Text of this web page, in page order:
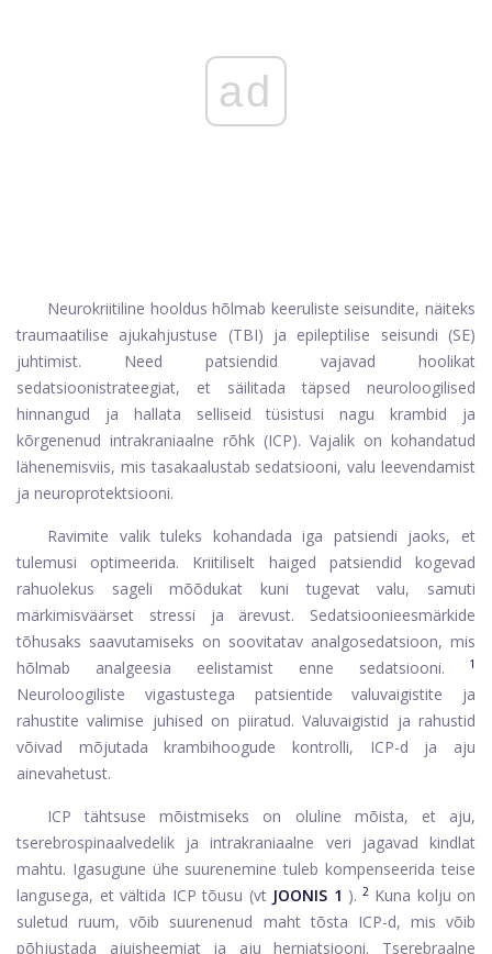
ad
Neurokriitiline hooldus hõlmab keeruliste seisundite, näiteks
traumaatilise ajukahjustuse (TBI) ja epileptilise seisundi (SE)
juhtimist. Need patsiendid vajavad hoolikat
sedatsioonistrateegiat, et säilitada täpsed neuroloogilised
hinnangud ja hallata selliseid tüsistusi nagu krambid ja
kõrgenenud intrakraniaalne rõhk (ICP). Vajalik on kohandatud
lähenemisviis, mis tasakaalustab sedatsiooni, valu leevendamist
ja neuroprotektsiooni.
Ravimite valik tuleks kohandada iga patsiendi jaoks, et
tulemusi optimeerida. Kriitiliselt haiged patsiendid kogevad
rahuolekus sageli mõõdukat kuni tugevat valu, samuti
märkimisväärset stressi ja ärevust. Sedatsioonieesmärkide
tõhusaks saavutamiseks on soovitatav analgosedatsioon, mis
hõlmab analgeesia eelistamist enne sedatsiooni. 1
Neuroloogiliste vigastustega patsientide valuvaigistite ja
rahustite valimise juhised on piiratud. Valuvaigistid ja rahustid
võivad mõjutada krambihoogude kontrolli, ICP-d ja aju
ainevahetust.
ICP tähtsuse mõistmiseks on oluline mõista, et aju,
tserebrospinaalvedelik ja intrakraniaalne veri jagavad kindlat
mahtu. Igasugune ühe suurenemine tuleb kompenseerida teise
langusega, et vältida ICP tõusu (vt JOONIS 1 ). 2Kuna kolju on
suletud ruum, võib suurenenud maht tõsta ICP-d, mis võib
põhjustada ajuisheemiat ja aju herniatsiooni. Tserebraalne